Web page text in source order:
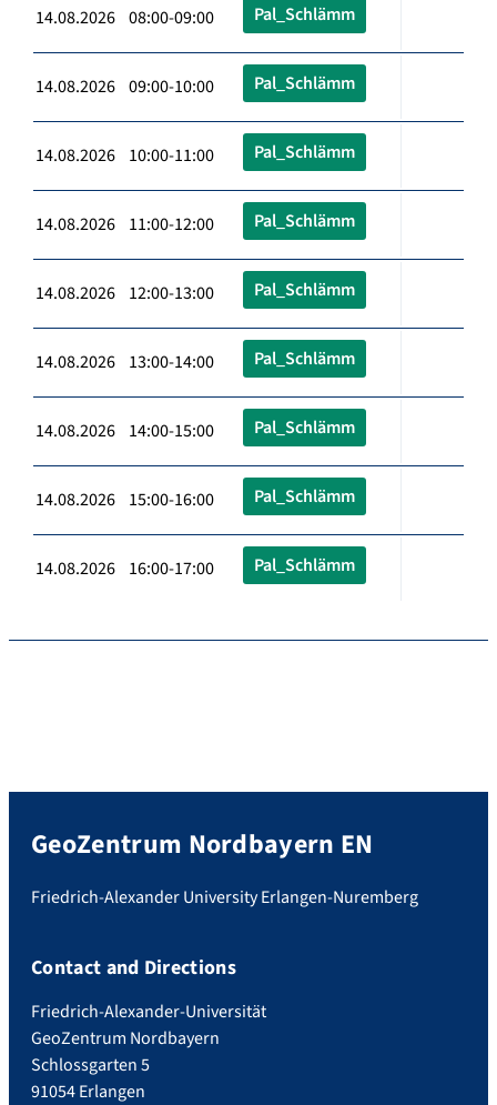
14.08.2026 08:00-09:00 Pal_Schlämm
14.08.2026 09:00-10:00 Pal_Schlämm
14.08.2026 10:00-11:00 Pal_Schlämm
14.08.2026 11:00-12:00 Pal_Schlämm
14.08.2026 12:00-13:00 Pal_Schlämm
14.08.2026 13:00-14:00 Pal_Schlämm
14.08.2026 14:00-15:00 Pal_Schlämm
14.08.2026 15:00-16:00 Pal_Schlämm
14.08.2026 16:00-17:00 Pal_Schlämm
GeoZentrum Nordbayern EN
Friedrich-Alexander University Erlangen-Nuremberg
Contact and Directions
Friedrich-Alexander-Universität
GeoZentrum Nordbayern
Schlossgarten 5
91054 Erlangen